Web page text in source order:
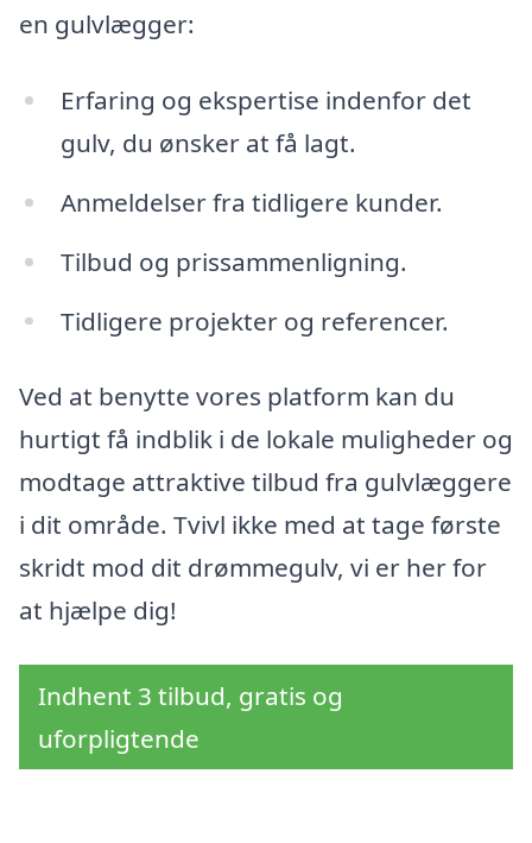
en gulvlægger:
Erfaring og ekspertise indenfor det
gulv, du ønsker at få lagt.
Anmeldelser fra tidligere kunder.
Tilbud og prissammenligning.
Tidligere projekter og referencer.
Ved at benytte vores platform kan du
hurtigt få indblik i de lokale muligheder og
modtage attraktive tilbud fra gulvlæggere
i dit område. Tvivl ikke med at tage første
skridt mod dit drømmegulv, vi er her for
at hjælpe dig!
Indhent 3 tilbud, gratis og
uforpligtende